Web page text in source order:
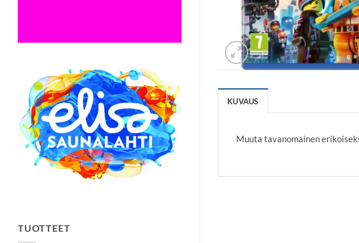
TUOTTEET
KUVAUS
Muuta tavanomainen